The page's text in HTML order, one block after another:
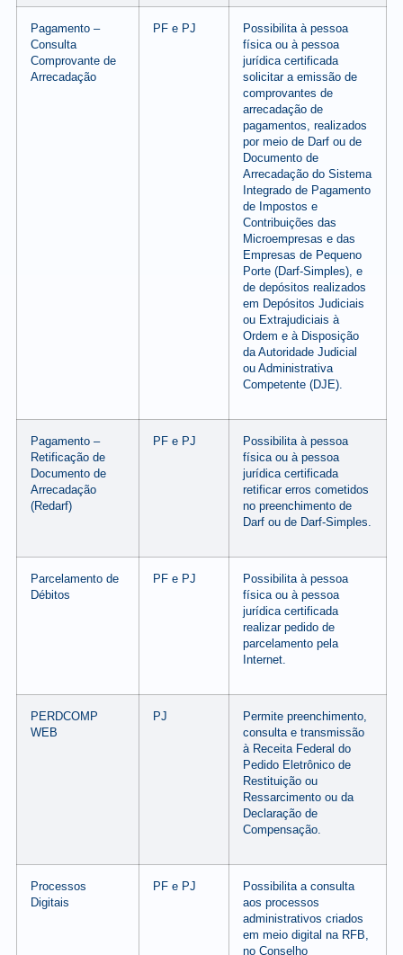
Pagamento –
Consulta
Comprovante de
Arrecadação
PF e PJ
Possibilita à pessoa
física ou à pessoa
jurídica certificada
solicitar a emissão de
comprovantes de
arrecadação de
pagamentos, realizados
por meio de Darf ou de
Documento de
Arrecadação do Sistema
Integrado de Pagamento
de Impostos e
Contribuições das
Microempresas e das
Empresas de Pequeno
Porte (Darf-Simples), e
de depósitos realizados
em Depósitos Judiciais
ou Extrajudiciais à
Ordem e à Disposição
da Autoridade Judicial
ou Administrativa
Competente (DJE).
Pagamento –
Retificação de
Documento de
Arrecadação
(Redarf)
PF e PJ
Possibilita à pessoa
física ou à pessoa
jurídica certificada
retificar erros cometidos
no preenchimento de
Darf ou de Darf-Simples.
Parcelamento de
Débitos
PF e PJ
Possibilita à pessoa
física ou à pessoa
jurídica certificada
realizar pedido de
parcelamento pela
Internet.
PERDCOMP
WEB
PJ
Permite preenchimento,
consulta e transmissão
à Receita Federal do
Pedido Eletrônico de
Restituição ou
Ressarcimento ou da
Declaração de
Compensação.
Processos
Digitais
PF e PJ
Possibilita a consulta
aos processos
administrativos criados
em meio digital na RFB,
no Conselho